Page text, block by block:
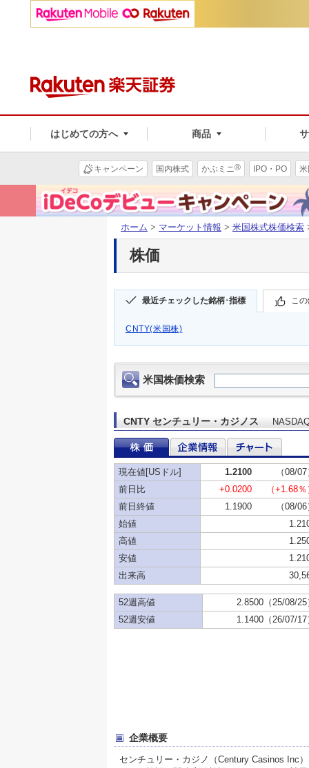
はじめての方へ 商品
キャンペーン 国内株式 かぶミニ® IPO・PO
ホーム > マーケット情報 > 米国株式株価検索
株価
最近チェックした銘柄･指標 こ
CNTY(米国株)